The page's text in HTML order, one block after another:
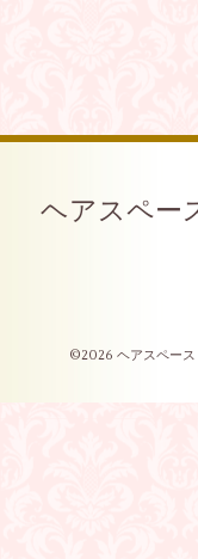
ヘアスペ
©2026 ヘアスペー